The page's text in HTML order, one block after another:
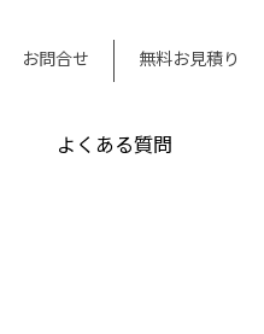
お問合せ 無料お見積り
よくある質問